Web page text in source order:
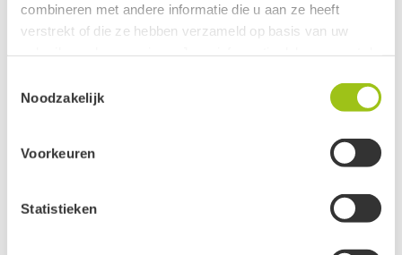
combineren met andere informatie die u aan ze heeft
verstrekt of die ze hebben verzameld op basis van uw
Clerk
Je kunt jouw toestemming ten alle tijden intrekken via de
Noodzakelijk
Voorkeuren
Statistieken